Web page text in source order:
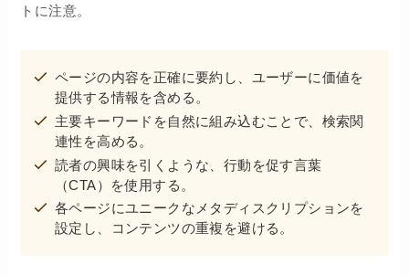
トに注意。
ページの内容を正確に要約し、ユーザーに価値を
提供する情報を含める。
主要キーワードを自然に組み込むことで、検索関
連性を高める。
読者の興味を引くような、行動を促す言葉
（CTA）を使用する。
各ページにユニークなメタディスクリプションを
設定し、コンテンツの重複を避ける。